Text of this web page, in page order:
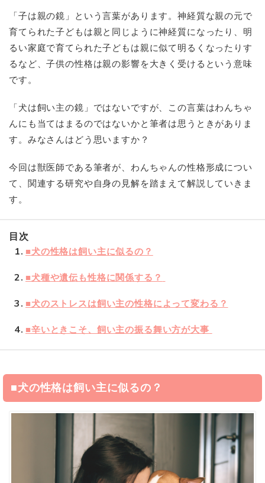
「子は親の鏡」という言葉があります。神経質な親の元で
育てられた子どもは親と同じように神経質になったり、明
るい家庭で育てられた子どもは親に似て明るくなったりす
るなど、子供の性格は親の影響を大きく受けるという意味
です。
「犬は飼い主の鏡」ではないですが、この言葉はわんちゃ
んにも当てはまるのではないかと筆者は思うときがありま
す。みなさんはどう思いますか？
今回は獣医師である筆者が、わんちゃんの性格形成につい
て、関連する研究や自身の見解を踏まえて解説していきま
す。
目次
1 ■犬の性格は飼い主に似るの？
2 ■犬種や遺伝も性格に関係する？
3 ■犬のストレスは飼い主の性格によって変わる？
4 ■辛いときこそ、飼い主の振る舞い方が大事
■犬の性格は飼い主に似るの？